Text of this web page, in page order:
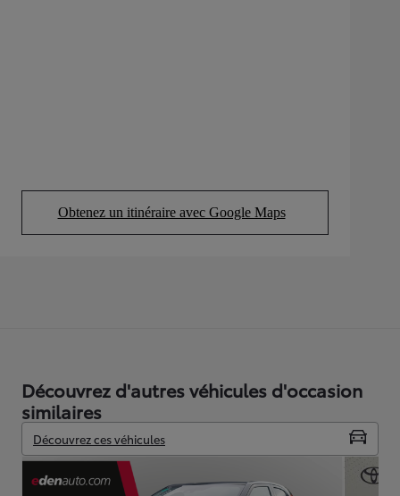
Obtenez un itinéraire avec Google Maps
(Opens in new tab)
Découvrez d'autres véhicules d'occasion
similaires
Découvrez ces véhicules